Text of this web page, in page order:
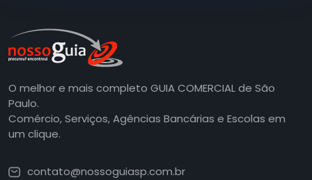
O melhor e mais completo GUIA COMERCIAL de São
Paulo.
Comércio, Serviços, Agências Bancárias e Escolas em
um clique.
contato@nossoguiasp.com.br